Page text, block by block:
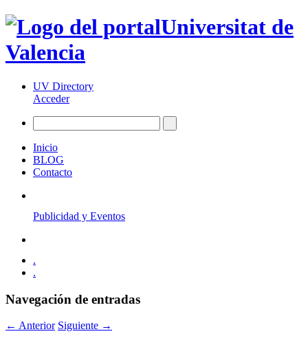
Universitat de
Valencia
UV Directory
Acceder
Inicio
BLOG
Contacto
Publicidad y Eventos
.
.
Navegación de entradas
← Anterior Siguiente →